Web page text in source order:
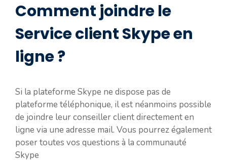
Comment joindre le
Service client Skype en
ligne ?
Si la plateforme Skype ne dispose pas de
plateforme téléphonique, il est néanmoins possible
de joindre leur conseiller client directement en
ligne via une adresse mail. Vous pourrez également
poser toutes vos questions à la communauté
Skype